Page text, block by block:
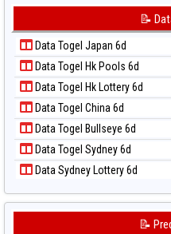
📝 Pola Dasar Taiwan
Data Togel Kuda Lari
Data Togel Magnum Cambodia
Data Togel Nagoya
Data Togel North Carolina Day
Data Togel Pcso
Data Togel Sao Paulo
Data Togel Singapore
Data Togel Sydney
Data Togel Sydney Lottery
Data Togel Sydney Lottery 6d
📝
Data Togel Japan 6d
Data Togel Hk Pools 6d
Data Togel Hk Lottery 6d
Data Togel China 6d
Data Togel Bullseye 6d
Data Togel Sydney 6d
Data Sydney Lottery 6d
📝